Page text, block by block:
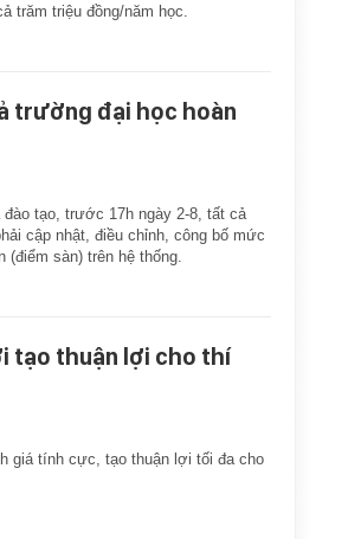
trăm triệu đồng/năm học.
trường đại học hoàn
tạo, trước 17h ngày 2-8, tất cả
cập nhật, điều chỉnh, công bố mức
(điểm sàn) trên hệ thống.
tạo thuận lợi cho thí
giá tính cực, tạo thuận lợi tối đa cho